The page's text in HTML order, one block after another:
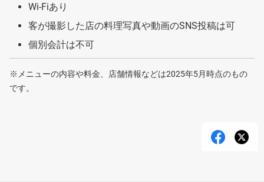
Wi-Fiあり
客が撮影した店の料理写真や動画のSNS投稿は可
個別会計は不可
※メニューの内容や料金、店舗情報などは2025年5月時点のもの
です。